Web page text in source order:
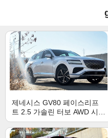
제네시스 GV80 페이스리프
트 2.5 가솔린 터보 AWD 시승
기, 이상적 범용성